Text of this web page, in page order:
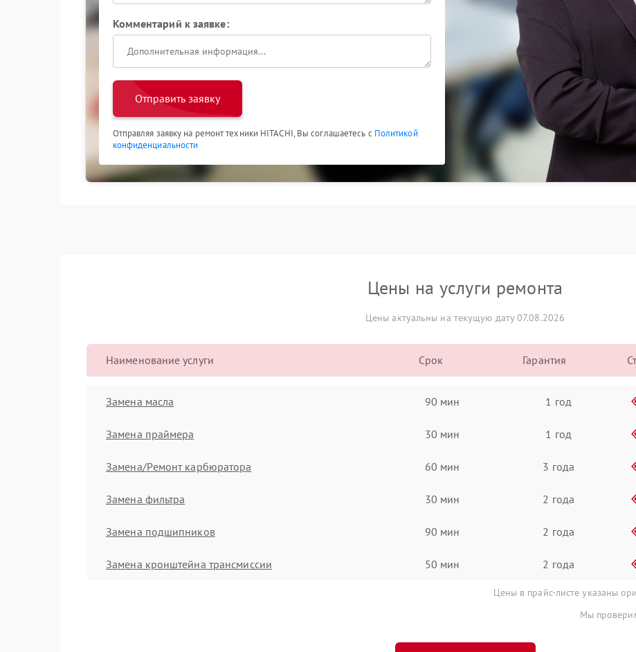
Комментарий к заявке:
Отправить заявку
Отправляя заявку на ремонт техники HITACHI, Вы соглашаетесь с Политикой
конфиденциальности
Цены на услуги ремонта
Цены актуальны на текущую дату 07.08.2026
Наименование услуги Срок Гарантия
Замена масла 90 мин 1 год
Замена праймера 30 мин 1 год
Замена/Pемонт карбюратора 60 мин 3 года
Замена фильтра 30 мин 2 года
Замена подшипников 90 мин 2 года
Замена кронштейна трансмиссии 50 мин 2 года
Цены в прайс-листе указаны
Мы